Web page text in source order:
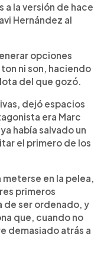
a la versión de hace
Hernández al
opciones
ni son, haciendo
del que gozó.
dejó espacios
era Marc
había salvado un
el primero de los
meterse en la pelea,
primeros
de ser ordenado, y
que, cuando no
demasiado atrás a